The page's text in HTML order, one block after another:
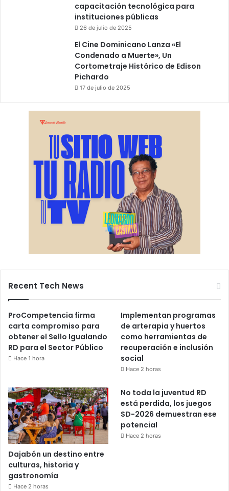
capacitación tecnológica para
instituciones públicas
26 de julio de 2025
El Cine Dominicano Lanza «El
Condenado a Muerte», Un
Cortometraje Histórico de Edison
Pichardo
17 de julio de 2025
Recent Tech News
ProCompetencia firma
carta compromiso para
obtener el Sello Igualando
RD para el Sector Público
Hace 1 hora
Implementan programas
de arterapia y huertos
como herramientas de
recuperación e inclusión
social
Hace 2 horas
Dajabón un destino entre
culturas, historia y
gastronomía
Hace 2 horas
No toda la juventud RD
está perdida, los juegos
SD-2026 demuestran ese
potencial
Hace 2 horas